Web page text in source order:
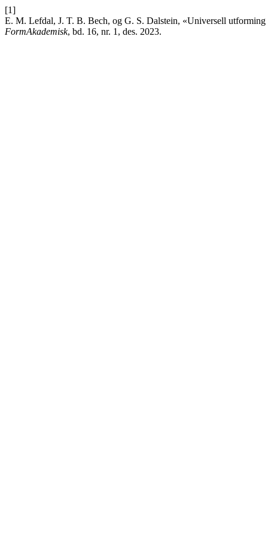
[1]
E. M. Lefdal, J. T. B. Bech, og G. S. Dalstein, «Universell
FormAkademisk, bd. 16, nr. 1, des. 2023.